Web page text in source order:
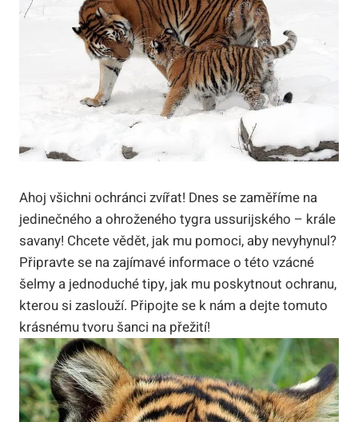
Ahoj všichni ochránci zvířat! Dnes se zaměříme na
jedinečného a ohroženého tygra ussurijského – krále
savany! Chcete vědět, jak mu pomoci, aby nevyhynul?
Připravte se na zajímavé informace o této vzácné
šelmy a jednoduché tipy, jak mu poskytnout ochranu,
kterou si zaslouží. Připojte se k nám a dejte tomuto
krásnému tvoru šanci na přežití!